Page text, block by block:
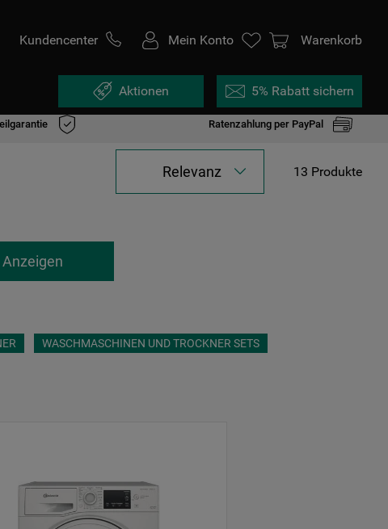
Kundencenter Mein Konto Warenkorb
Aktionen 5% Rabatt sichern
Ratenzahlung per PayPal
Relevanz 13 Produkte
WASCHMASCHINEN UND TROCKNER SETS